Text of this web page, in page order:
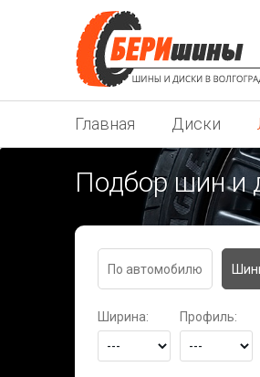
Главная Диски
Подбор шин и
По автомобилю
Ширина: Профиль: